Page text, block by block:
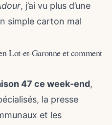
, j’ai vu plus d’une
simple carton mal
Lot-et-Garonne et comment
47 ce week-end,
la presse
et les